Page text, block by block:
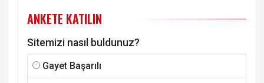
ANKETE KATILIN
Sitemizi nasıl buldunuz?
Gayet Başarılı